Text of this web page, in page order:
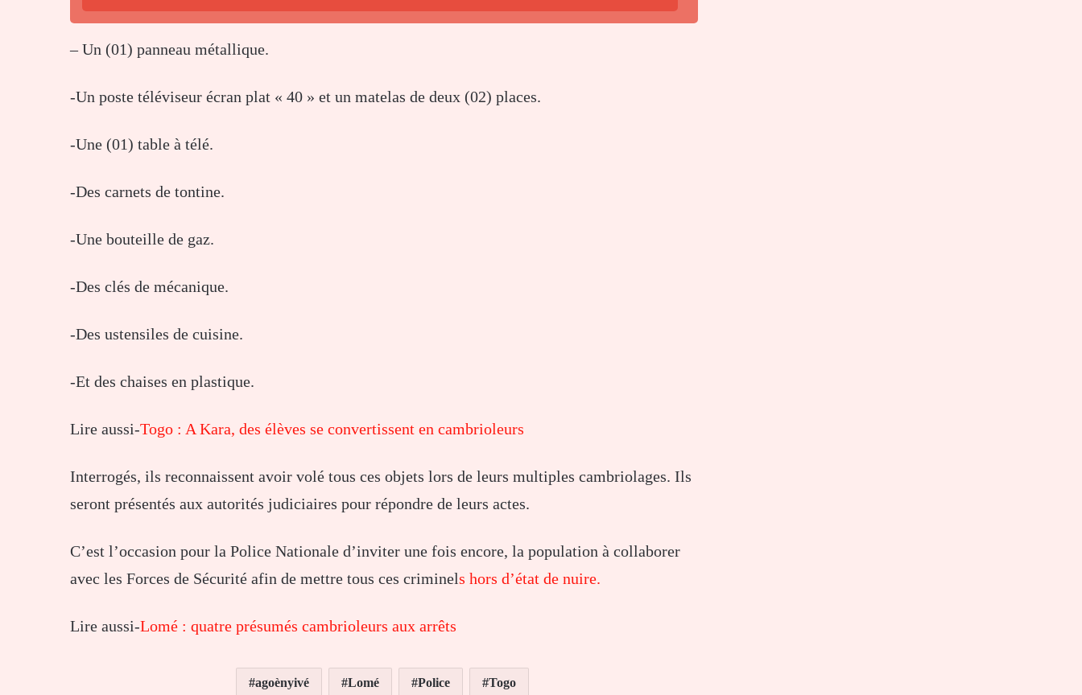
– Un (01) panneau métallique.
-Un poste téléviseur écran plat « 40 » et un matelas de deux (02) places.
-Une (01) table à télé.
-Des carnets de tontine.
-Une bouteille de gaz.
-Des clés de mécanique.
-Des ustensiles de cuisine.
-Et des chaises en plastique.
Lire aussi-Togo : A Kara, des élèves se convertissent en cambrioleurs
Interrogés, ils reconnaissent avoir volé tous ces objets lors de leurs multiples cambriolages. Ils
seront présentés aux autorités judiciaires pour répondre de leurs actes.
C’est l’occasion pour la Police Nationale d’inviter une fois encore, la population à collaborer
avec les Forces de Sécurité afin de mettre tous ces criminels hors d’état de nuire.
Lire aussi-Lomé : quatre présumés cambrioleurs aux arrêts
agoènyivé Lomé Police Togo